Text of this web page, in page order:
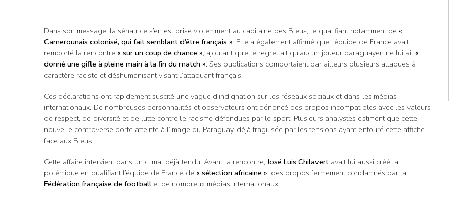
Dans son message, la sénatrice s’en est prise violemment au capitaine des Bleus, le qualifiant notamment de «
Camerounais colonisé, qui fait semblant d’être français ». Elle a également affirmé que l’équipe de France avait
remporté la rencontre « sur un coup de chance », ajoutant qu’elle regrettait qu’aucun joueur paraguayen ne lui ait «
donné une gifle à pleine main à la fin du match ». Ses publications comportaient par ailleurs plusieurs attaques à
caractère raciste et déshumanisant visant l’attaquant français.
Ces déclarations ont rapidement suscité une vague d’indignation sur les réseaux sociaux et dans les médias
internationaux. De nombreuses personnalités et observateurs ont dénoncé des propos incompatibles avec les valeurs
de respect, de diversité et de lutte contre le racisme défendues par le sport. Plusieurs analystes estiment que cette
nouvelle controverse porte atteinte à l’image du Paraguay, déjà fragilisée par les tensions ayant entouré cette affiche
face aux Bleus.
Cette affaire intervient dans un climat déjà tendu. Avant la rencontre,José Luis Chilavert avait lui aussi créé la
polémique en qualifiant l’équipe de France de « sélection africaine », des propos fermement condamnés par la
Fédération française de football et de nombreux médias internationaux.